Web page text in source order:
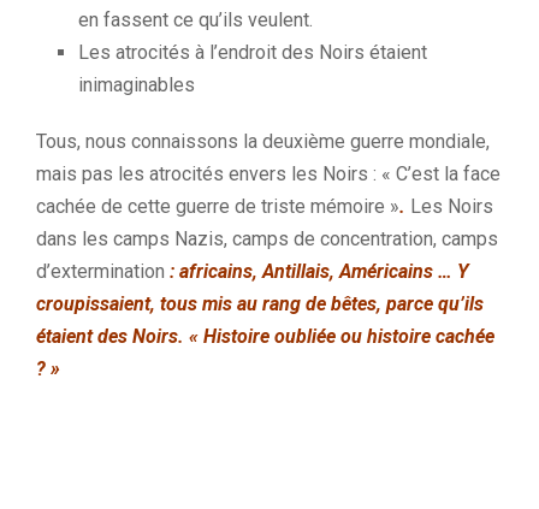
en fassent ce qu’ils veulent.
Les atrocités à l’endroit des Noirs étaient
inimaginables
Tous, nous connaissons la deuxième guerre mondiale,
mais pas les atrocités envers les Noirs : « C’est la face
cachée de cette guerre de triste mémoire ». Les Noirs
dans les camps Nazis, camps de concentration, camps
d’extermination : africains, Antillais, Américains … Y
croupissaient, tous mis au rang de bêtes, parce qu’ils
étaient des Noirs. « Histoire oubliée ou histoire cachée
? »